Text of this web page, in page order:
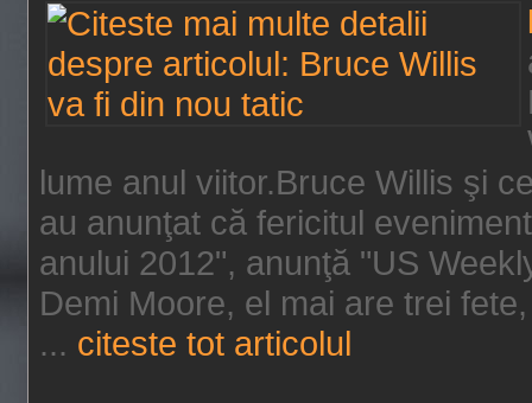
lume anul viitor.Bruce Willis şi
au anunţat că fericitul
anului 2012", anunţă "US
Demi Moore, el mai are trei
... citeste tot articolul